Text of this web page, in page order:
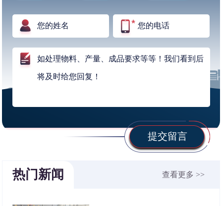
提交留言
热门新闻 查看更多 >>